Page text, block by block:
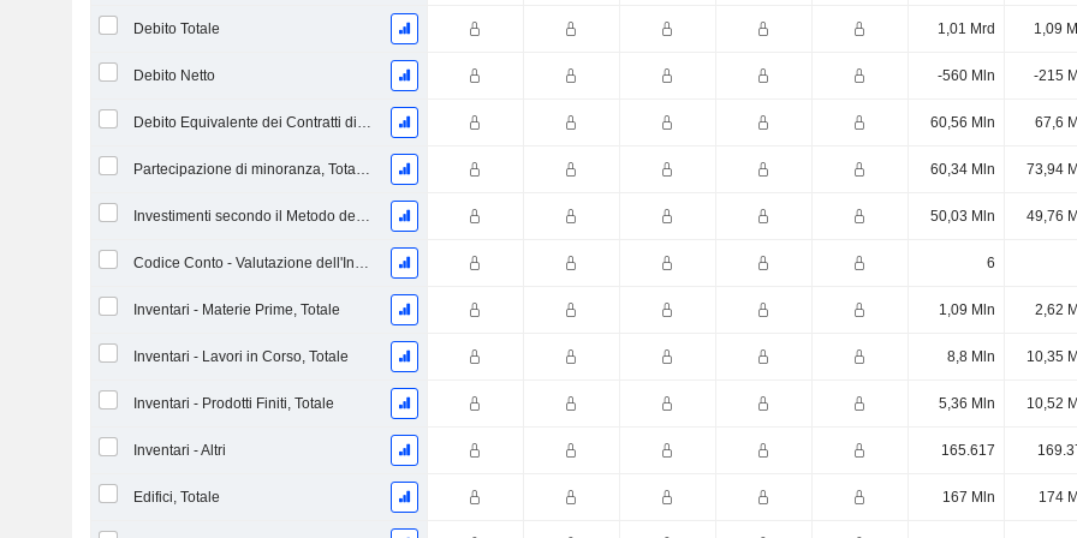
Debito Totale 1,01 Mrd 1,09
Debito Netto -560 Mln -215
Debito Equivalente dei Contratti di Locazione Operativi 60,56 Mln 67,6
Partecipazione di minoranza, Totale (Incl. Div. Fin) 60,34 Mln 73,94
Investimenti secondo il Metodo del Patrimonio Netto, Totale 50,03 Mln 49,76
Codice Conto - Valutazione dell'Inventario 6
Inventari - Materie Prime, Totale 1,09 Mln 2,62
Inventari - Lavori in Corso, Totale 8,8 Mln 10,35
Inventari - Prodotti Finiti, Totale 5,36 Mln 10,52
Inventari - Altri 165.617
Edifici, Totale 167 Mln 174